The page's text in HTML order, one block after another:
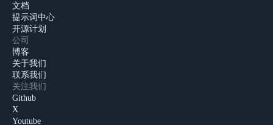
文档
提示词中心
开源计划
公司
博客
关于我们
联系我们
关注我们
Github
X
Youtube